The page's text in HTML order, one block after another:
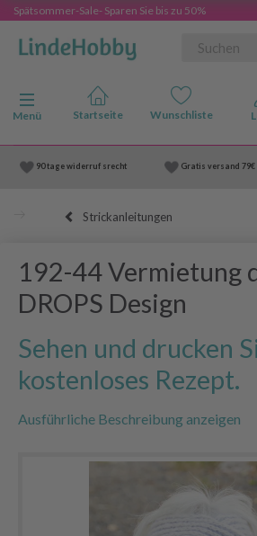
Spätsommer-Sale- Sparen Sie bis zu 50%
Anzeige ändern
Menü
90 tage widerruf srecht Gratis versand 79€
Strickanleitungen
192-44 Vermietung
DROPS Design
Sehen und drucken
kostenloses Rezept.
Ausführliche Beschreibung anzeigen